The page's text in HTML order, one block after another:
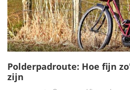
Polderpadroute: Hoe fijn
zijn